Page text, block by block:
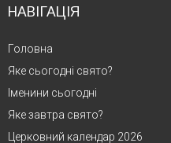
НАВІГАЦІЯ
Головна
Яке сьогодні свято?
Іменини сьогодні
Яке завтра свято?
Церковний календар 2026